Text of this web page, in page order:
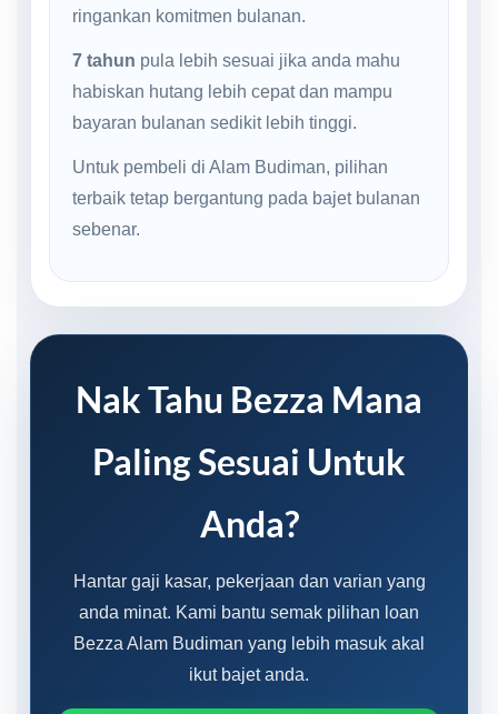
ringankan komitmen bulanan.
7 tahun pula lebih sesuai jika anda mahu
habiskan hutang lebih cepat dan mampu
bayaran bulanan sedikit lebih tinggi.
Untuk pembeli di Alam Budiman, pilihan
terbaik tetap bergantung pada bajet bulanan
sebenar.
Nak Tahu Bezza Mana
Paling Sesuai Untuk
Anda?
Hantar gaji kasar, pekerjaan dan varian yang
anda minat. Kami bantu semak pilihan loan
Bezza Alam Budiman yang lebih masuk akal
ikut bajet anda.